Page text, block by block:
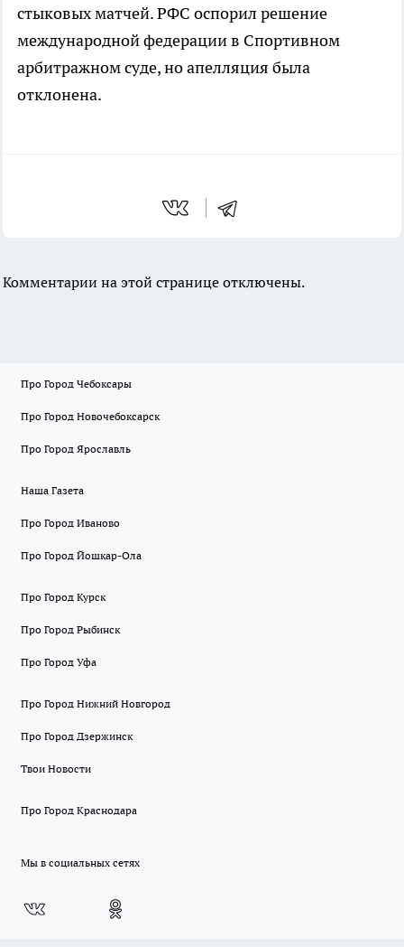
стыковых матчей. РФС оспорил решение
международной федерации в Спортивном
арбитражном суде, но апелляция была
отклонена.
Комментарии на этой странице отключены.
Про Город Чебоксары
Про Город Новочебоксарск
Про Город Ярославль
Наша Газета
Про Город Иваново
Про Город Йошкар-Ола
Про Город Курск
Про Город Рыбинск
Про Город Уфа
Про Город Нижний Новгород
Про Город Дзержинск
Твои Новости
Про Город Краснодара
Мы в социальных сетях